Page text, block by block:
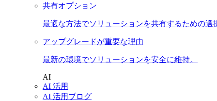
共有オプション
最適な方法でソリューションを共有するための選
アップグレードが重要な理由
最新の環境でソリューションを安全に維持。
AI
AI 活用
AI 活用ブログ